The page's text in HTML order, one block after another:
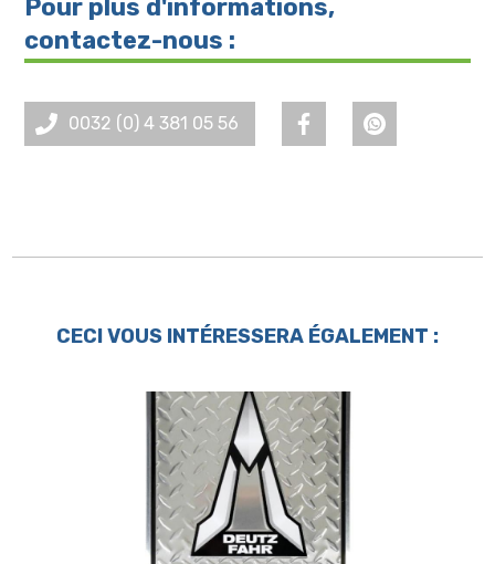
Pour plus d'informations,
contactez-nous :
0032 (0) 4 381 05 56
CECI VOUS INTÉRESSERA ÉGALEMENT :